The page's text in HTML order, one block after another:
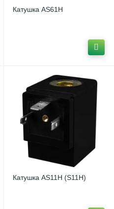
Катушка AS61H
Катушка AS11H (S11H)